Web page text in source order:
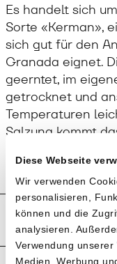
Diese Webseite
Wir verwenden
personalisieren,
können und die
analysieren.
Verwendung
Medien, Werbung
Es handelt sich
Sorte «Kerman»,
sich gut für den
Granada eignet.
geerntet, im
getrocknet und
Temperaturen
Salzung kommt